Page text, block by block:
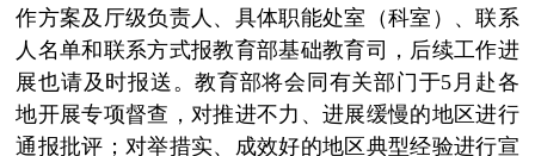
作方案及厅级负责人、具体职能处室（科室）、联系
人名单和联系方式报教育部基础教育司，后续工作进
展也请及时报送。教育部将会同有关部门于5月赴各
地开展专项督查，对推进不力、进展缓慢的地区进行
通报批评；对举措实、成效好的地区典型经验进行宣